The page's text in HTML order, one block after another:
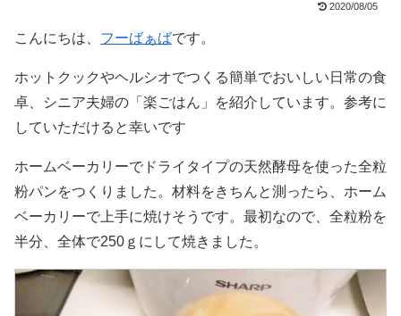
2020/08/05
こんにちは、 フーばぁばです。
ホットクックやヘルシオでつくる簡単でおいしい日常の食
卓、シニア夫婦の「楽ごはん」を紹介しています。参考に
していただけると幸いです
ホームベーカリーでドライタイプの天然酵母を使った全粒
粉パンをつくりました。材料をきちんと測ったら、ホーム
ベーカリーで上手に焼けそうです。最初なので、全粒粉を
半分、全体で250ｇにして焼きました。